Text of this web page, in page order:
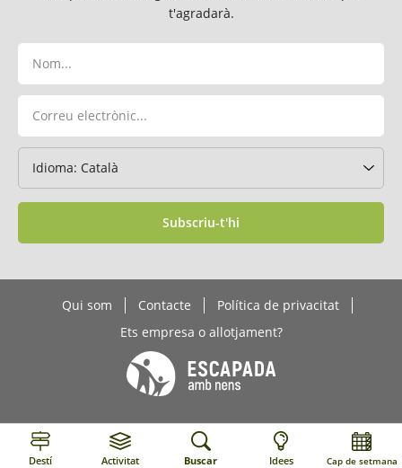
t'agradarà.
Subscriu-t'hi
Qui som Contacte
Política de privacitat
Ets empresa o allotjament?
Destí Activitat Buscar Idees Cap de setmana